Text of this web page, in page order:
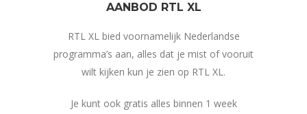
AANBOD RTL XL
RTL XL bied voornamelijk Nederlandse
programma’s aan, alles dat je mist of vooruit
wilt kijken kun je zien op RTL XL.
Je kunt ook gratis alles binnen 1 week